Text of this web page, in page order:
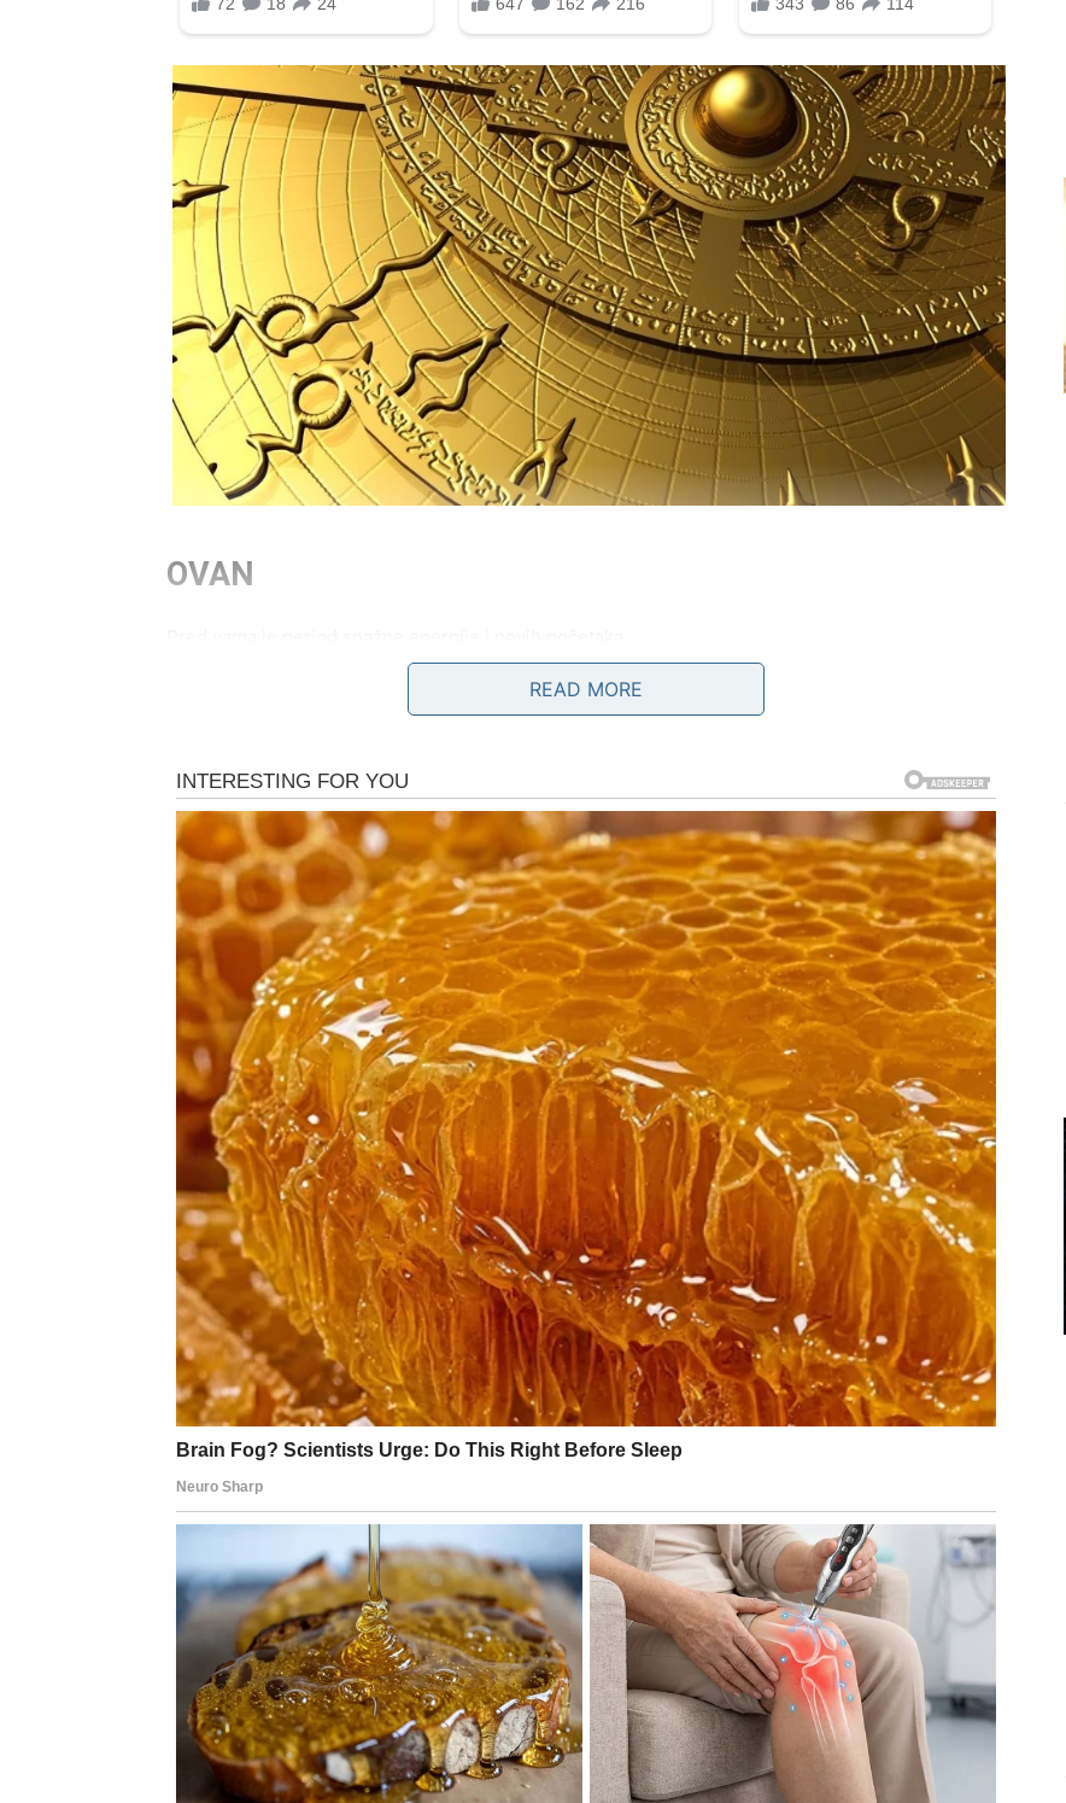
OVAN
Jedna odluka koju donesete do kraja juna mogla bi imati dugoročne pozitivne posljedice.
Vjerujte sebi više nego tuđim mišljenjima.
Napredak dolazi kroz hrabrost
Pred vama su važni dani.
BIK
Finansijska situacija postaje stabilnija.
Očekuje vas osjećaj sigurnosti koji vam je dugo nedostajao.
Poruka zvijezda
Strpljenje će biti nagrađeno.
Vrijeme radi za vas
Pred vama su lijepi trenuci.
BLIZANCI
Jedna poruka ili razgovor donose odgovore koje dugo tražite.
Mnogi planovi postaju mnogo jasniji.
Poruka zvijezda
Pažljivo slušajte ono što vam život govori.
READ MORE